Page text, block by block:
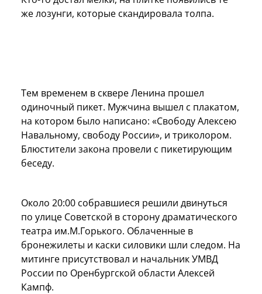
же лозунги, которые скандировала толпа.
Тем временем в сквере Ленина прошел
одиночный пикет. Мужчина вышел с плакатом,
на котором было написано: «Свободу Алексею
Навальному, свободу России», и триколором.
Блюстители закона провели с пикетирующим
беседу.
Около 20:00 собравшиеся решили двинуться
по улице Советской в сторону драматического
театра им.М.Горького. Облаченные в
бронежилеты и каски силовики шли следом. На
митинге присутствовал и начальник УМВД
России по Оренбургской области Алексей
Кампф.